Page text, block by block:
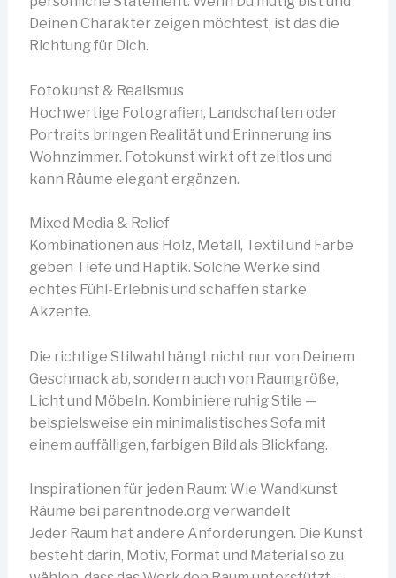
Deinen Charakter zeigen möchtest, ist das die
Richtung für Dich.
Fotokunst & Realismus
Hochwertige Fotografien, Landschaften oder
Portraits bringen Realität und Erinnerung ins
Wohnzimmer. Fotokunst wirkt oft zeitlos und
kann Räume elegant ergänzen.
Mixed Media & Relief
Kombinationen aus Holz, Metall, Textil und Farbe
geben Tiefe und Haptik. Solche Werke sind
echtes Fühl-Erlebnis und schaffen starke
Akzente.
Die richtige Stilwahl hängt nicht nur von Deinem
Geschmack ab, sondern auch von Raumgröße,
Licht und Möbeln. Kombiniere ruhig Stile —
beispielsweise ein minimalistisches Sofa mit
einem auffälligen, farbigen Bild als Blickfang.
Inspirationen für jeden Raum: Wie Wandkunst
Räume bei parentnode.org verwandelt
Jeder Raum hat andere Anforderungen. Die Kunst
besteht darin, Motiv, Format und Material so zu